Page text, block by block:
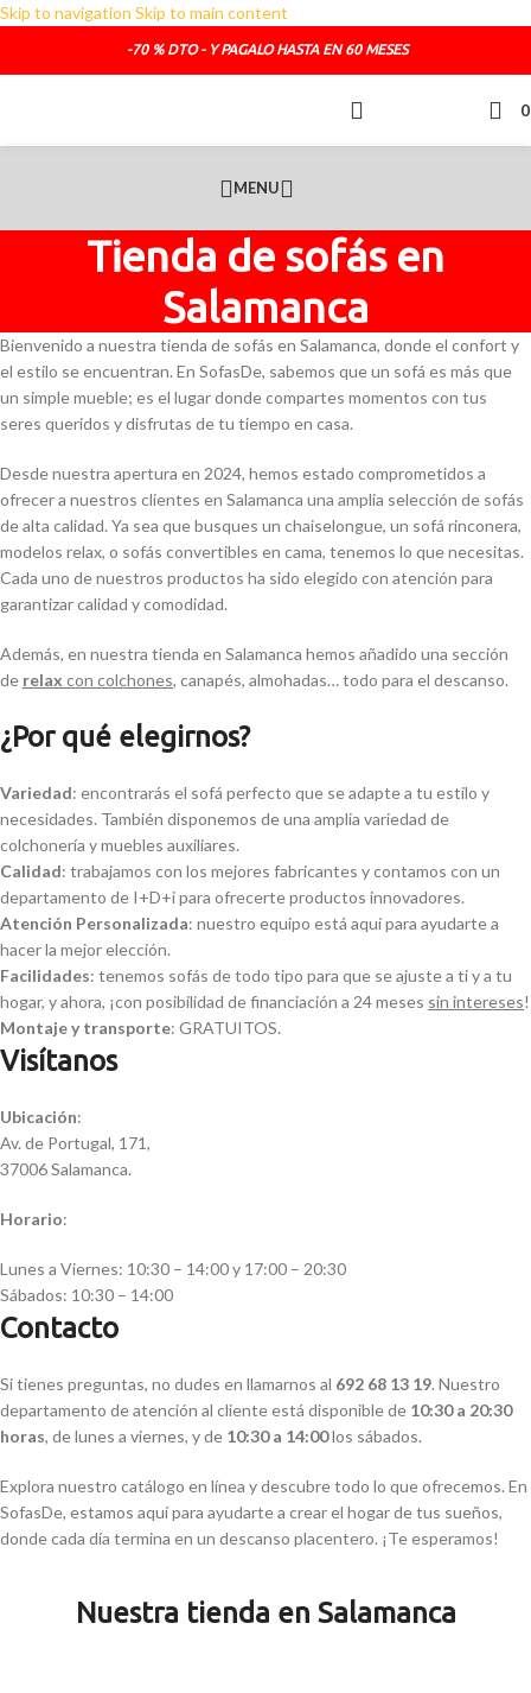
Skip to navigation Skip to main content
TELEFONO DE CONTACTO :
-70 % DTO - Y PAGALO HASTA EN 60 MESES
MENU
Tienda de sofás en
Salamanca
Bienvenido a nuestra tienda de sofás en Salamanca, donde el confort y
el estilo se encuentran. En SofasDe, sabemos que un sofá es más que
un simple mueble; es el lugar donde compartes momentos con tus
seres queridos y disfrutas de tu tiempo en casa.
Desde nuestra apertura en 2024, hemos estado comprometidos a
ofrecer a nuestros clientes en Salamanca una amplia selección de sofás
de alta calidad. Ya sea que busques un chaiselongue, un sofá rinconera,
modelos relax, o sofás convertibles en cama, tenemos lo que necesitas.
Cada uno de nuestros productos ha sido elegido con atención para
garantizar calidad y comodidad.
Además, en nuestra tienda en Salamanca hemos añadido una sección
de relax con colchones, canapés, almohadas… todo para el descanso.
¿Por qué elegirnos?
Variedad: encontrarás el sofá perfecto que se adapte a tu estilo y
necesidades. También disponemos de una amplia variedad de
colchonería y muebles auxiliares.
Calidad: trabajamos con los mejores fabricantes y contamos con un
departamento de I+D+i para ofrecerte productos innovadores.
Atención Personalizada: nuestro equipo está aquí para ayudarte a
hacer la mejor elección.
Facilidades: tenemos sofás de todo tipo para que se ajuste a ti y a tu
hogar, y ahora, ¡con posibilidad de financiación a 24 meses sin intereses!
Montaje y transporte: GRATUITOS.
Visítanos
Ubicación:
Av. de Portugal, 171,
37006 Salamanca.
Horario:
Lunes a Viernes: 10:30 – 14:00 y 17:00 – 20:30
Sábados: 10:30 – 14:00
Contacto
Si tienes preguntas, no dudes en llamarnos al 692 68 13 19. Nuestro
departamento de atención al cliente está disponible de 10:30 a 20:30
horas, de lunes a viernes, y de 10:30 a 14:00los sábados.
Explora nuestro catálogo en línea y descubre todo lo que ofrecemos. En
SofasDe, estamos aquí para ayudarte a crear el hogar de tus sueños,
donde cada día termina en un descanso placentero. ¡Te esperamos!
Nuestra tienda en Salamanca